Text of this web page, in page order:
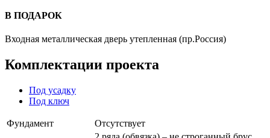
В ПОДАРОК
Входная металлическая дверь утепленная (пр.Россия)
Комплектации проекта
Под усадку
Под ключ
Фундамент Отсутствует